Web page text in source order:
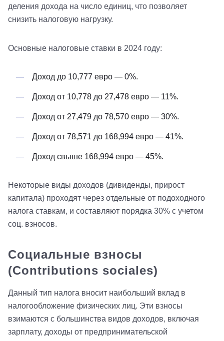
деления дохода на число единиц, что позволяет
снизить налоговую нагрузку.
Основные налоговые ставки в 2024 году:
Доход до 10,777 евро — 0%.
Доход от 10,778 до 27,478 евро — 11%.
Доход от 27,479 до 78,570 евро — 30%.
Доход от 78,571 до 168,994 евро — 41%.
Доход свыше 168,994 евро — 45%.
Некоторые виды доходов (дивиденды, прирост
капитала) проходят через отдельные от подоходного
налога ставкам, и составляют порядка 30% с учетом
соц. взносов.
Социальные взносы
(Contributions sociales)
Данный тип налога вносит наибольший вклад в
налогообложение физических лиц. Эти взносы
взимаются с большинства видов доходов, включая
зарплату, доходы от предпринимательской